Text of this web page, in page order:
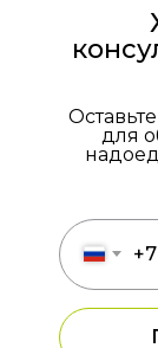
для
+7